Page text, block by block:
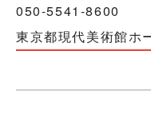
050-5541-8600
東京都現代美術館ホ